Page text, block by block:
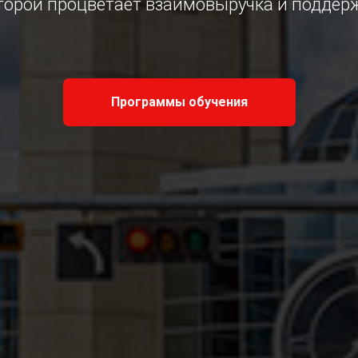
процветает взаимовыручка и
Программы обучения